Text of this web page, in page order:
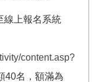
線上報名系統
content.asp?
40名，額滿為